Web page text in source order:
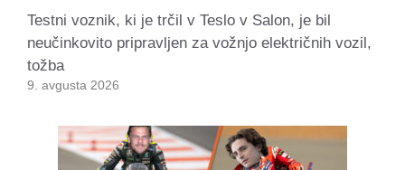
Testni voznik, ki je trčil v Teslo v Salon, je bil
neučinkovito pripravljen za vožnjo električnih vozil,
tožba
9. avgusta 2026